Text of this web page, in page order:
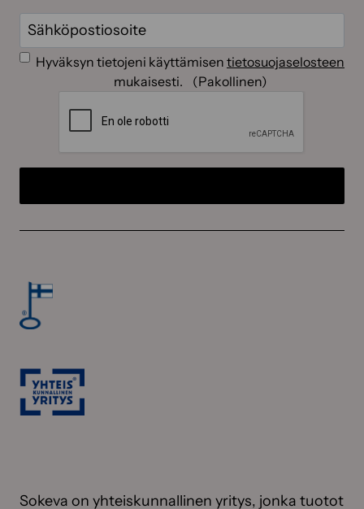
Sähköposti
(Pakollinen)
Suostumus (Pakollinen)
Hyväksyn tietojeni käyttämisen tietosuojaselosteen
mukaisesti.
(Pakollinen)
Sokeva on yhteiskunnallinen yritys, jonka tuotot